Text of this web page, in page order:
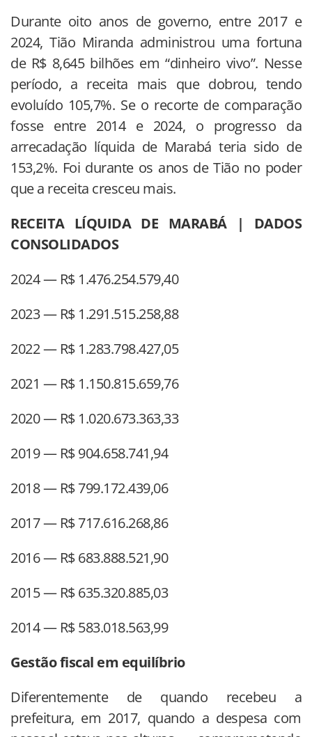
Durante oito anos de governo, entre 2017 e
2024, Tião Miranda administrou uma fortuna
de R$ 8,645 bilhões em “dinheiro vivo”. Nesse
período, a receita mais que dobrou, tendo
evoluído 105,7%. Se o recorte de comparação
fosse entre 2014 e 2024, o progresso da
arrecadação líquida de Marabá teria sido de
153,2%. Foi durante os anos de Tião no poder
que a receita cresceu mais.
RECEITA LÍQUIDA DE MARABÁ | DADOS
CONSOLIDADOS
2024 — R$ 1.476.254.579,40
2023 — R$ 1.291.515.258,88
2022 — R$ 1.283.798.427,05
2021 — R$ 1.150.815.659,76
2020 — R$ 1.020.673.363,33
2019 — R$ 904.658.741,94
2018 — R$ 799.172.439,06
2017 — R$ 717.616.268,86
2016 — R$ 683.888.521,90
2015 — R$ 635.320.885,03
2014 — R$ 583.018.563,99
Gestão fiscal em equilíbrio
Diferentemente de quando recebeu a
prefeitura, em 2017, quando a despesa com